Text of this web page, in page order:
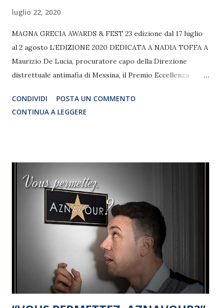
luglio 22, 2020
MAGNA GRECIA AWARDS & FEST 23 edizione dal 17 luglio
al 2 agosto L’EDIZIONE 2020 DEDICATA A NADIA TOFFA A
Maurizio De Lucia, procuratore capo della Direzione
distrettuale antimafia di Messina, il Premio Eccellenza
Mottola (TA) Continua la 23ma edizione del Magna Grecia
Awards & Fest, quest’anno dedicato a Nadia Toffa. Gli eventi
Comunale). Sul sito www.magnagreciaawards.com è
possibile consultare il programma e registrarsi per
accedere agli eventi.
CONDIVIDI
POSTA UN COMMENTO
CONTINUA A LEGGERE